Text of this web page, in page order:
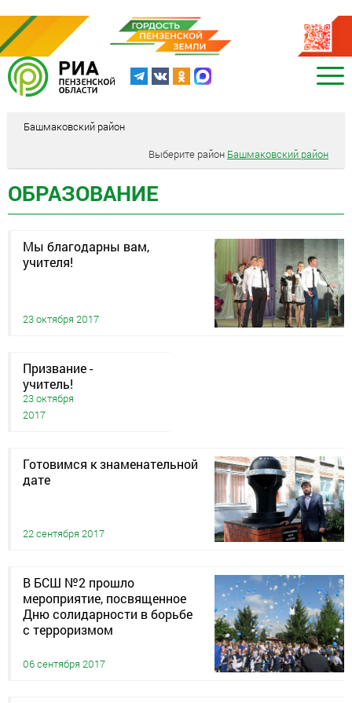
Башмаковский район
Выберите район Башмаковский район
ОБРАЗОВАНИЕ
Мы благодарны вам,
учителя!
23 октября 2017
Призвание -
учитель!
23 октября
2017
Готовимся к знаменательной
дате
22 сентября 2017
В БСШ №2 прошло
мероприятие, посвященное
Дню солидарности в борьбе
с терроризмом
06 сентября 2017